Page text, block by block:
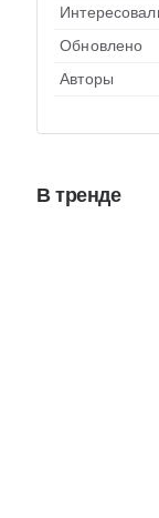
Обновлено
Авторы
В тренде